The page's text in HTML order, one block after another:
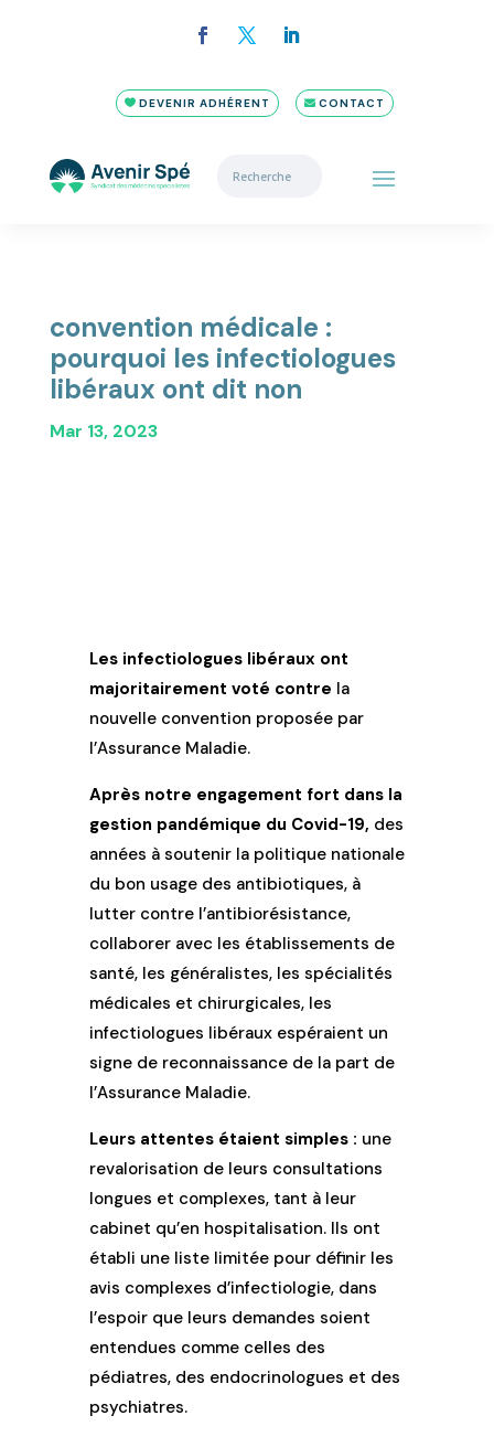
DEVENIR ADHÉRENT CONTACT
convention médicale :
pourquoi les infectiologues
libéraux ont dit non
Mar 13, 2023
Les infectiologues libéraux ont
majoritairement voté contre la
nouvelle convention proposée par
l’Assurance Maladie.
Après notre engagement fort dans la
gestion pandémique du Covid-19, des
années à soutenir la politique nationale
du bon usage des antibiotiques, à
lutter contre l’antibiorésistance,
collaborer avec les établissements de
santé, les généralistes, les spécialités
médicales et chirurgicales, les
infectiologues libéraux espéraient un
signe de reconnaissance de la part de
l’Assurance Maladie.
Leurs attentes étaient simples : une
revalorisation de leurs consultations
longues et complexes, tant à leur
cabinet qu’en hospitalisation. Ils ont
établi une liste limitée pour définir les
avis complexes d’infectiologie, dans
l’espoir que leurs demandes soient
entendues comme celles des
pédiatres, des endocrinologues et des
psychiatres.